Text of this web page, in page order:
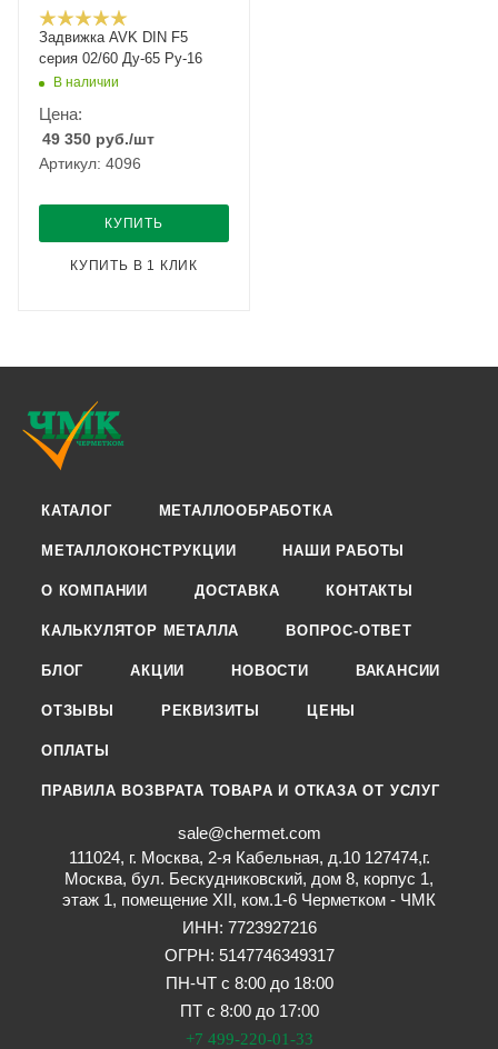
Задвижка AVK DIN F5
серия 02/60 Ду-65 Ру-16
В наличии
Цена:
49 350 руб./шт
Артикул: 4096
КУПИТЬ
КУПИТЬ В 1 КЛИК
КАТАЛОГ МЕТАЛЛООБРАБОТКА
МЕТАЛЛОКОНСТРУКЦИИ НАШИ РАБОТЫ
О КОМПАНИИ ДОСТАВКА КОНТАКТЫ
КАЛЬКУЛЯТОР МЕТАЛЛА ВОПРОС-ОТВЕТ
БЛОГ АКЦИИ НОВОСТИ ВАКАНСИИ
ОТЗЫВЫ РЕКВИЗИТЫ ЦЕНЫ
ОПЛАТЫ
ПРАВИЛА ВОЗВРАТА ТОВАРА И ОТКАЗА ОТ УСЛУГ
sale@chermet.com
111024, г. Москва, 2-я Кабельная, д.10 127474,г.
Москва, бул. Бескудниковский, дом 8, корпус 1,
этаж 1, помещение XII, ком.1-6 Черметком - ЧМК
ИНН: 7723927216
ОГРН: 5147746349317
ПН-ЧТ с 8:00 до 18:00
ПТ с 8:00 до 17:00
+7 499-220-01-33